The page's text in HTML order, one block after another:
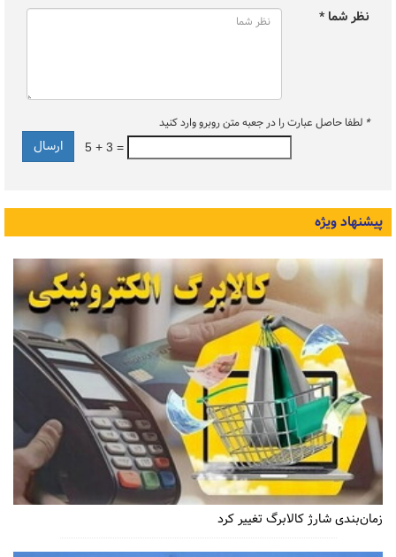
نظر شما *
* لطفا حاصل عبارت را در جعبه متن روبرو وارد کنید
5 + 3 =
پیشنهاد ویژه
زمان‌بندی شارژ کالابرگ تغییر کرد